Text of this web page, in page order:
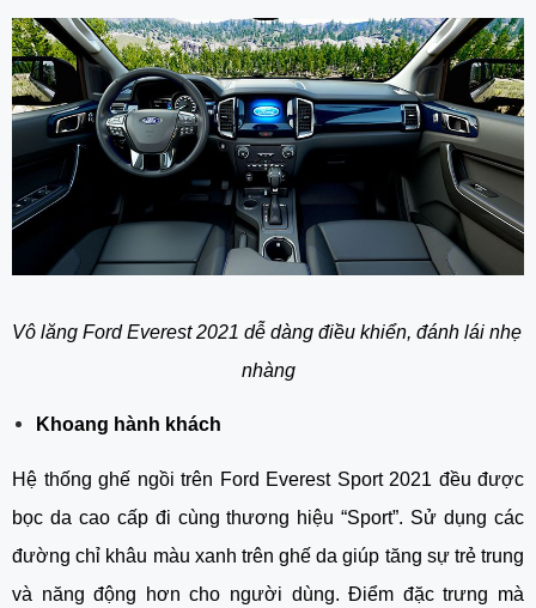
Vô lăng Ford Everest 2021 dễ dàng điều khiển, đánh lái nhẹ
nhàng
Khoang hành khách
Hệ thống ghế ngồi trên Ford Everest Sport 2021 đều được
bọc da cao cấp đi cùng thương hiệu “Sport”. Sử dụng các
đường chỉ khâu màu xanh trên ghế da giúp tăng sự trẻ trung
và năng động hơn cho người dùng. Điểm đặc trưng mà